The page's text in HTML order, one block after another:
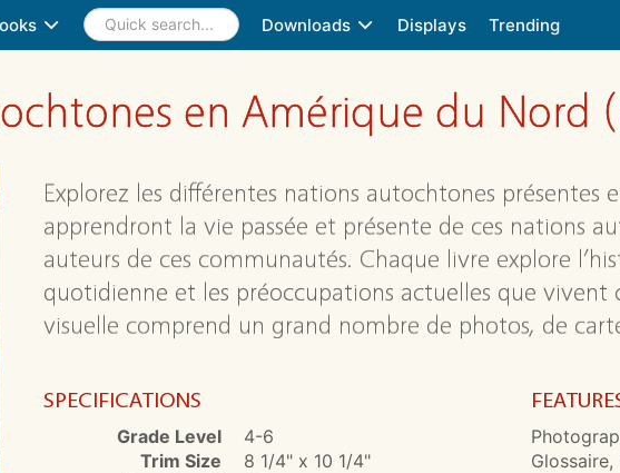
Downloads Displays Trending
en Amérique du Nord
Explorez les différentes nations autochtones présentes
apprendront la vie passée et présente de ces nations
auteurs de ces communautés. Chaque livre explore
quotidienne et les préoccupations actuelles que vivent
visuelle comprend un grand nombre de photos, de
SPECIFICATIONS
Grade Level
4-6
Trim Size
8 1/4" x 10 1/4"
Glossaire,